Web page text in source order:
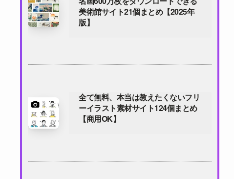
美術館サイト21個まとめ【2025年
版】
全て無料、本当は教えたくないフリ
ーイラスト素材サイト124個まとめ
【商用OK】